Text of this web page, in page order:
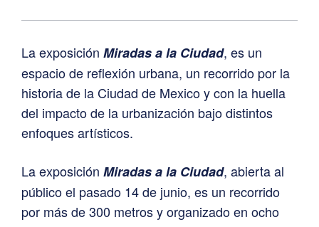
La exposición Miradas a la Ciudad, es un
espacio de reflexión urbana, un recorrido por la
historia de la Ciudad de Mexico y con la huella
del impacto de la urbanización bajo distintos
enfoques artísticos.
La exposición Miradas a la Ciudad, abierta al
público el pasado 14 de junio, es un recorrido
por más de 300 metros y organizado en ocho